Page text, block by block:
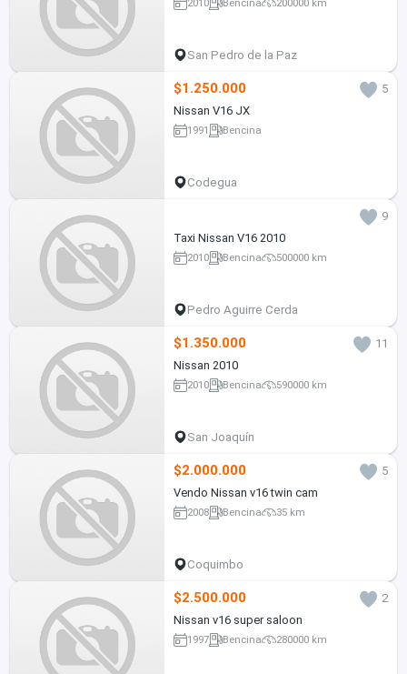
2010 Bencina 200000 km
San Pedro de la Paz
$1.250.000
5
Nissan V16 JX
1991 Bencina
Codegua
9
Taxi Nissan V16 2010
2010 Bencina 500000 km
Pedro Aguirre Cerda
$1.350.000
11
Nissan 2010
2010 Bencina 590000 km
San Joaquín
$2.000.000
5
Vendo Nissan v16 twin cam
2008 Bencina 35 km
Coquimbo
$2.500.000
2
Nissan v16 super saloon
1997 Bencina 280000 km